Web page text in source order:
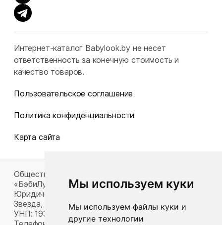
Мы используем куки
Мы используем файлы куки и
другие технологии
Интернет-каталог Babylook.by не несет
ответственность за конечную стоимость и
качество товаров.
Пользовательское соглашение
Политика конфиденциальности
Карта сайта
Общество с ограниченной ответственностью
«БэбиЛук»
Юридический адрес: 220117, г. Минск, пр-т Газеты
Звезда, д. 16, пом. 52
УНП: 193815124